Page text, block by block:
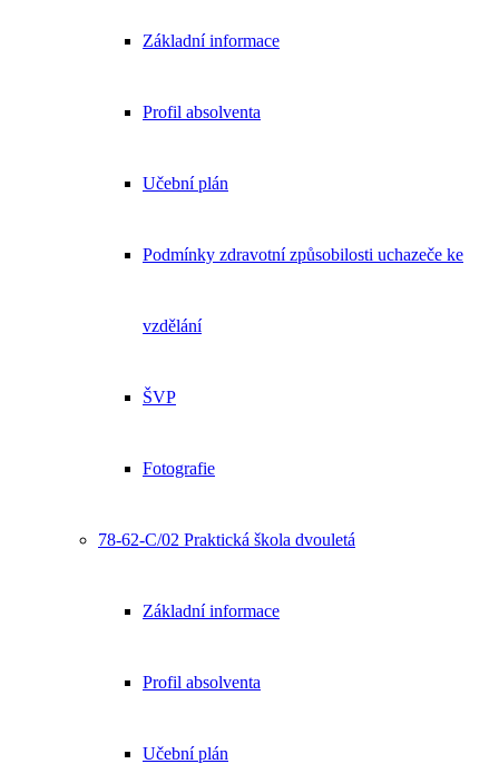
Základní informace
Profil absolventa
Učební plán
Podmínky zdravotní způsobilosti uchazeče ke
vzdělání
ŠVP
Fotografie
78-62-C/02 Praktická škola dvouletá
Základní informace
Profil absolventa
Učební plán